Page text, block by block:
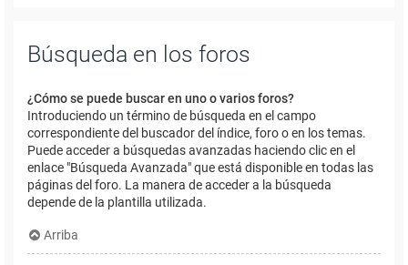
Búsqueda en los foros
¿Cómo se puede buscar en uno o varios foros?
Introduciendo un término de búsqueda en el campo
correspondiente del buscador del índice, foro o en los temas.
Puede acceder a búsquedas avanzadas haciendo clic en el
enlace "Búsqueda Avanzada" que está disponible en todas las
páginas del foro. La manera de acceder a la búsqueda
depende de la plantilla utilizada.
Arriba